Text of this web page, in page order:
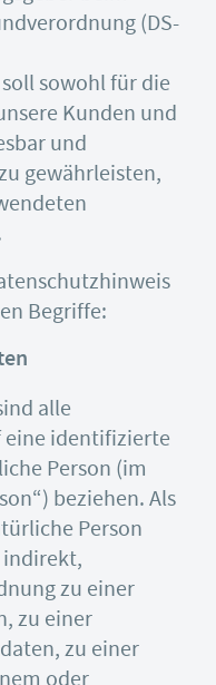
(DS-
sowohl für die
Kunden und
und
gewährleisten,
Begriffe:
alle
eine identifizierte
Person (im
beziehen. Als
Person
indirekt,
zu einer
zu einer
zu einer
oder